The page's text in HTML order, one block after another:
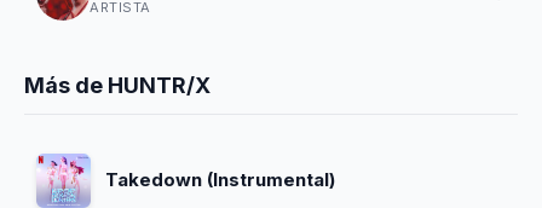
ARTISTA
Más de HUNTR/X
Takedown (Instrumental)